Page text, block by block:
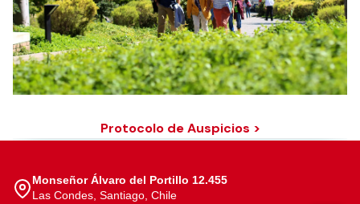
Protocolo de Auspicios >
Monseñor Álvaro del Portillo 12.455
Las Condes, Santiago, Chile